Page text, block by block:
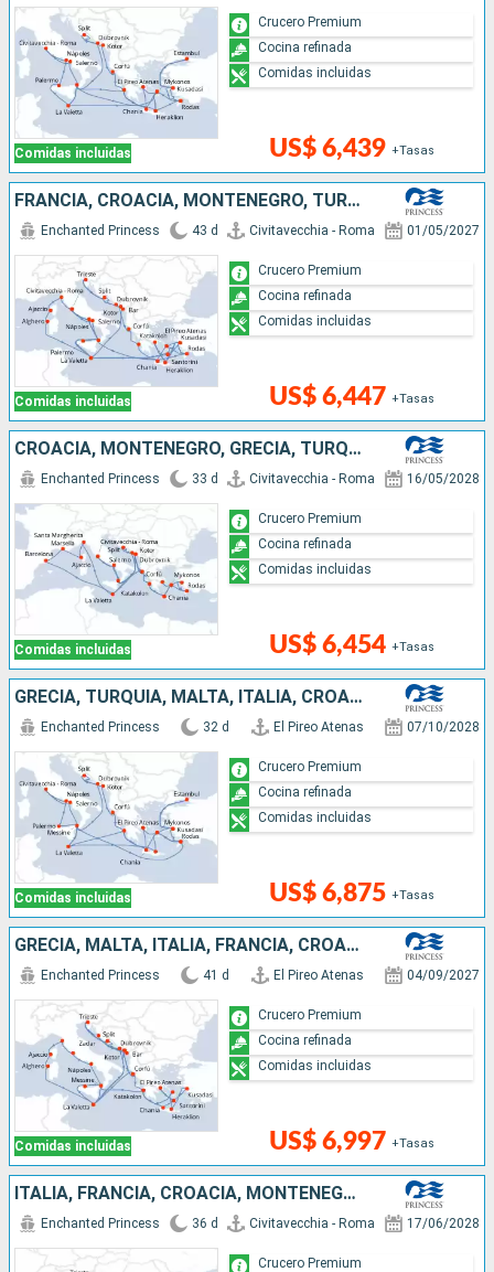
Comidas incluidas US$ 6,439 +Tasas
Crucero Premium
Cocina refinada
Comidas incluidas
FRANCIA, CROACIA, MONTENEGRO, TURQUÍA, ITALIA, MALTA, GRECIA
Comidas incluidas
Enchanted Princess 43 d Civitavecchia - Roma 01/05/2027
US$ 6,447 +Tasas
Crucero Premium
Cocina refinada
Comidas incluidas
CROACIA, MONTENEGRO, GRECIA, TURQUÍA, ESPAÑA, FRANCIA, MALTA, ITALIA
Comidas incluidas
Enchanted Princess 33 d Civitavecchia - Roma 16/05/2028
US$ 6,454 +Tasas
Crucero Premium
Cocina refinada
Comidas incluidas
GRECIA, TURQUÍA, MALTA, ITALIA, CROACIA, MONTENEGRO
Comidas incluidas
Enchanted Princess 32 d El Pireo Atenas 07/10/2028
US$ 6,875 +Tasas
Crucero Premium
Cocina refinada
Comidas incluidas
GRECIA, MALTA, ITALIA, FRANCIA, CROACIA, MONTENEGRO, TURQUÍA
Comidas incluidas
Enchanted Princess 41 d El Pireo Atenas 04/09/2027
US$ 6,997 +Tasas
Crucero Premium
Cocina refinada
Comidas incluidas
ITALIA, FRANCIA, CROACIA, MONTENEGRO, GRECIA, TURQUÍA, CHIPRE
Enchanted Princess 36 d Civitavecchia - Roma 17/06/2028
Crucero Premium